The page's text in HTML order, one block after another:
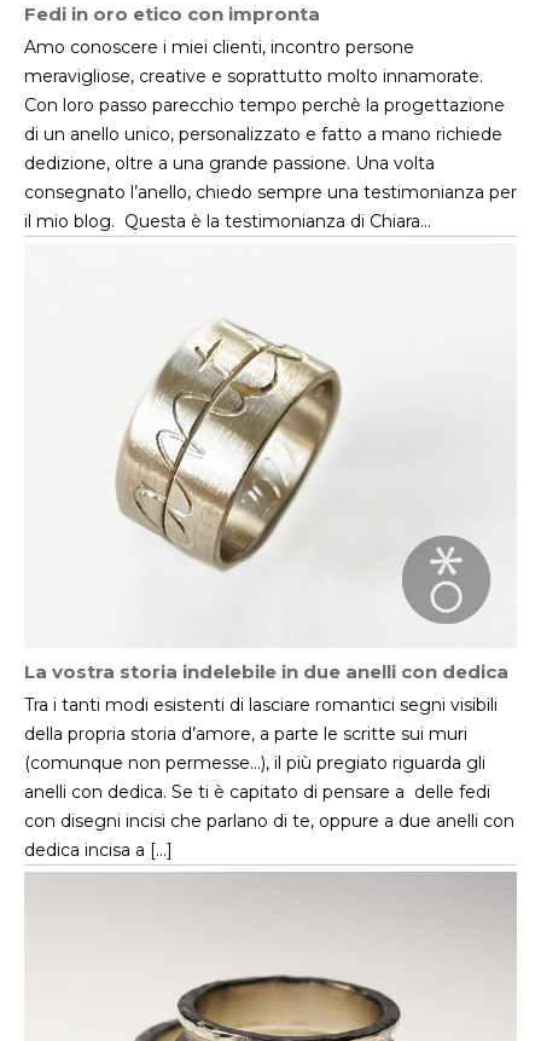
Fedi in oro etico con impronta
Amo conoscere i miei clienti, incontro persone
meravigliose, creative e soprattutto molto innamorate.
Con loro passo parecchio tempo perchè la progettazione
di un anello unico, personalizzato e fatto a mano richiede
dedizione, oltre a una grande passione. Una volta
consegnato l’anello, chiedo sempre una testimonianza per
il mio blog. Questa è la testimonianza di Chiara…
La vostra storia indelebile in due anelli con dedica
Tra i tanti modi esistenti di lasciare romantici segni visibili
della propria storia d’amore, a parte le scritte sui muri
(comunque non permesse…), il più pregiato riguarda gli
anelli con dedica. Se ti è capitato di pensare a delle fedi
con disegni incisi che parlano di te, oppure a due anelli con
dedica incisa a […]